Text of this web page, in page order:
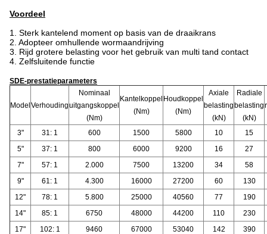
Voordeel
1. Sterk kantelend moment op basis van de draaikrans
2. Adopteer omhullende wormaandrijving
3. Rijd grotere belasting voor het gebruik van multi tand contact
4. Zelfsluitende functie
SDE-prestatieparameters
Model Verhouding
Nominaal
uitgangskoppel
(Nm)
Kantelkoppel
(Nm)
Houdkoppel
(Nm)
Axiale
belasting
(kN)
Radiale
belasting
(kN)
3" 31: 1 600 1500 5800 10
15
5"
37: 1 800 6000 9200 16
27
7"
57: 1 2.000 7500 13200 34
58
9"
61: 1 4.300 16000 27200 60
130
12"
78: 1 5.800 25000 40560 77
190
14"
85: 1 6750 48000 44200 110
230
17"
102: 1 9460 67000 53040 142
390